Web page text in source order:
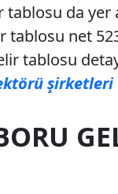
da yer
tablosu net
tablosu
şirketleri